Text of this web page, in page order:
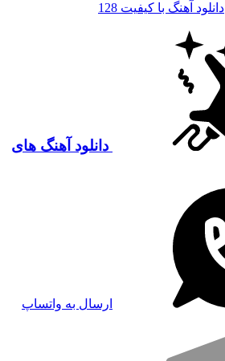
دانلود آهنگ با کیفیت 128
دانلود آهنگ های
ارسال به واتساپ